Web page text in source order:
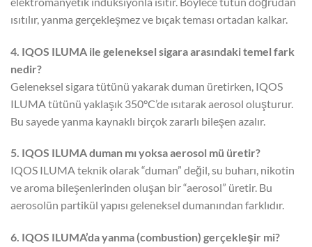
ısıtılır, yanma gerçekleşmez ve bıçak teması ortadan kalkar.
4. IQOS ILUMA ile geleneksel sigara arasındaki temel fark
nedir?
Geleneksel sigara tütünü yakarak duman üretirken, IQOS
ILUMA tütünü yaklaşık 350°C’de ısıtarak aerosol oluşturur.
Bu sayede yanma kaynaklı birçok zararlı bileşen azalır.
5. IQOS ILUMA duman mı yoksa aerosol mü üretir?
IQOS ILUMA teknik olarak “duman” değil, su buharı, nikotin
ve aroma bileşenlerinden oluşan bir “aerosol” üretir. Bu
aerosolün partikül yapısı geleneksel dumanından farklıdır.
6. IQOS ILUMA’da yanma (combustion) gerçekleşir mi?